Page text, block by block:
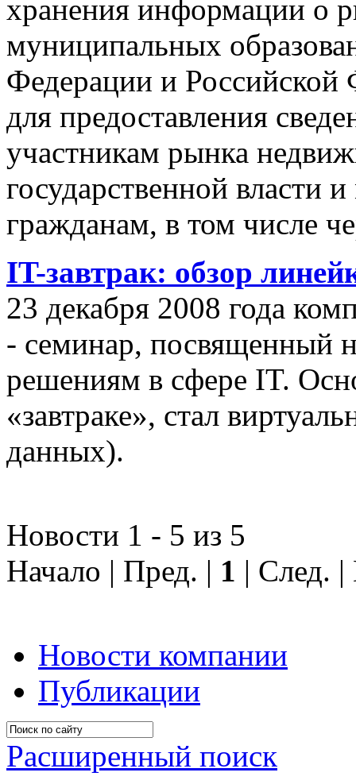
хранения информации о
муниципальных
Федерации и Российской
для предоставления
участникам рынка
государственной власти
гражданам, в том числе
IT-завтрак: обзор
23 декабря 2008 года
- семинар, посвященный
решениям в сфере IT.
«завтраке», стал
данных).
Новости 1 - 5 из 5
Начало | Пред. | 1 | След.
Новости компании
Публикации
Расширенный поиск